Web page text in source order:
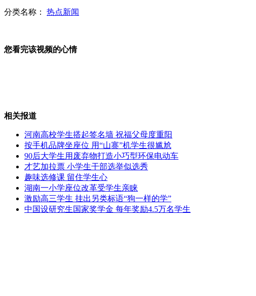
女孩北京地铁殴打老人 痛下狠手拳打脚踢
无痛分娩是否安全 医生回应
外交部：反对强权政治霸凌主义
分类名称： 热点新闻
您看完该视频的心情
相关报道
河南高校学生搭起签名墙 祝福父母度重阳
按手机品牌坐座位 用“山寨”机学生很尴尬
90后大学生用废弃物打造小巧型环保电动车
才艺加拉票 小学生干部选举似选秀
趣味选修课 留住学生心
湖南一小学座位改革受学生亲睐
激励高三学生 挂出另类标语“狗一样的学”
中国设研究生国家奖学金 每年奖励4.5万名学生